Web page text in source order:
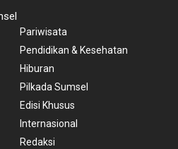
Pariwisata
Pendidikan & Kesehatan
Hiburan
Pilkada Sumsel
Edisi Khusus
Internasional
Redaksi